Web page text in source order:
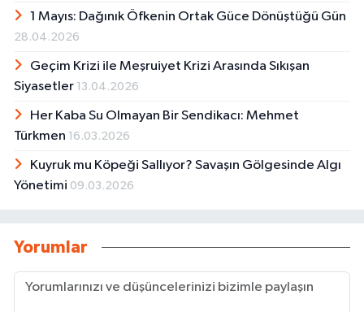
1 Mayıs: Dağınık Öfkenin Ortak Güce Dönüştüğü Gün
28.04.2026
Geçim Krizi ile Meşruiyet Krizi Arasında Sıkışan
Siyasetler 13.04.2026
Her Kaba Su Olmayan Bir Sendikacı: Mehmet
Türkmen 16.03.2026
Kuyruk mu Köpeği Sallıyor? Savaşın Gölgesinde Algı
Yönetimi 09.03.2026
Yorumlar